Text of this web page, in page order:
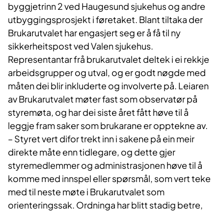
byggjetrinn 2 ved Haugesund sjukehus og andre
utbyggingsprosjekt i føretaket. Blant tiltaka der
Brukarutvalet har engasjert seg er å få til ny
sikkerheitspost ved Valen sjukehus.
Representantar frå brukarutvalet deltek i ei rekkje
arbeidsgrupper og utval, og er godt nøgde med
måten dei blir inkluderte og involverte på. Leiaren
av Brukarutvalet møter fast som observatør på
styremøta, og har dei siste året fått høve til å
leggje fram saker som brukarane er opptekne av.
– Styret vert difor trekt inn i sakene på ein meir
direkte måte enn tidlegare, og dette gjer
styremedlemmer og administrasjonen høve til å
komme med innspel eller spørsmål, som vert teke
med til neste møte i Brukarutvalet som
orienteringssak. Ordninga har blitt stadig betre,